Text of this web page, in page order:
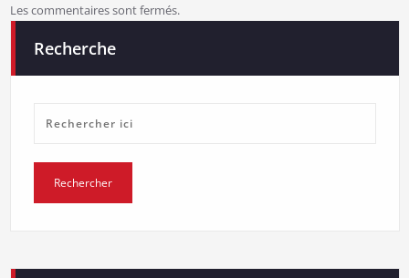
Les commentaires sont fermés.
Recherche